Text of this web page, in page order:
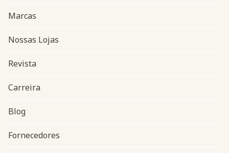
Navegação do rodapé
Marcas
Nossas Lojas
Revista
Carreira
Blog
Fornecedores